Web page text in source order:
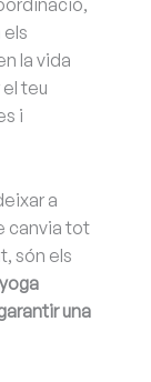
els
la vida
teu
i
a
canvia tot
són els
una